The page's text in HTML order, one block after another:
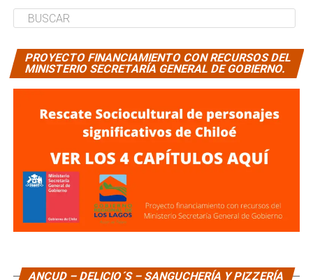
PROYECTO FINANCIAMIENTO CON RECURSOS DEL
MINISTERIO SECRETARÍA GENERAL DE GOBIERNO.
ANCUD – DELICIO´S – SANGUCHERÍA Y PIZZERÍA